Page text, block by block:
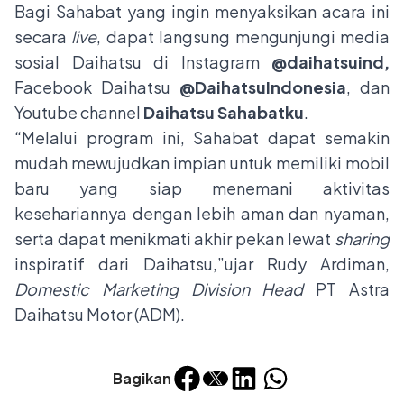
Bagikan
Bagi Sahabat yang ingin menyaksikan acara ini
secara live, dapat langsung mengunjungi media
sosial Daihatsu di Instagram @daihatsuind,
Facebook Daihatsu @DaihatsuIndonesia, dan
Youtube channel Daihatsu Sahabatku.
“Melalui program ini, Sahabat dapat semakin
mudah mewujudkan impian untuk memiliki mobil
baru yang siap menemani aktivitas
kesehariannya dengan lebih aman dan nyaman,
serta dapat menikmati akhir pekan lewat sharing
inspiratif dari Daihatsu,”ujar Rudy Ardiman,
Domestic Marketing Division Head PT Astra
Daihatsu Motor (ADM).